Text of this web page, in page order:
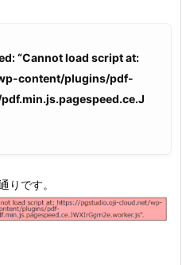
“Cannot load script at:
content/plugins/pdf-
りです。